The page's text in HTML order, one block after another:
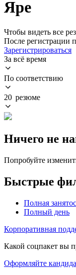
Яре
Чтобы видеть все
После регистрации
Зарегистрироваться
За всё время
По соответствию
20 резюме
Ничего не
Попробуйте
Быстрые
Полная
Полный день
Корпоративная
Какой соцпакет вы
Оформляйте